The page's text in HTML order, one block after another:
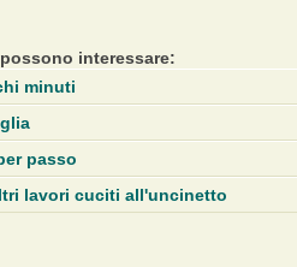
interessare:
minuti
passo
lavori cuciti all'uncinetto